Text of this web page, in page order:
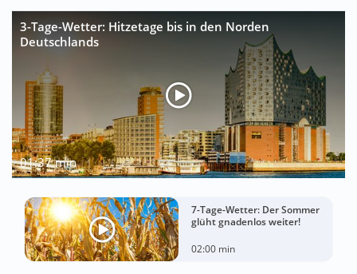
3-Tage-Wetter: Hitzetage bis in den Norden
Deutschlands
01:37 min
7-Tage-Wetter: Der Sommer
glüht gnadenlos weiter!
02:00 min